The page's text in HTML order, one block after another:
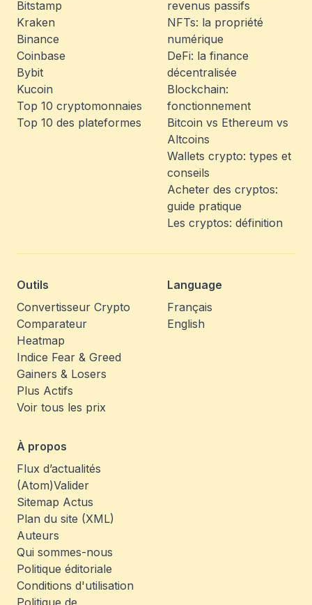
Bitstamp
Kraken
Binance
Coinbase
Bybit
Kucoin
Top 10 cryptomonnaies
Top 10 des plateformes
revenus passifs
NFTs: la propriété
numérique
DeFi: la finance
décentralisée
Blockchain:
fonctionnement
Bitcoin vs Ethereum vs
Altcoins
Wallets crypto: types et
conseils
Acheter des cryptos:
guide pratique
Les cryptos: définition
Outils
Convertisseur Crypto
Comparateur
Heatmap
Indice Fear & Greed
Gainers & Losers
Plus Actifs
Voir tous les prix
Language
Français
English
À propos
Flux d’actualités
(Atom)Valider
Sitemap Actus
Plan du site (XML)
Auteurs
Qui sommes-nous
Politique éditoriale
Conditions d'utilisation
Politique de